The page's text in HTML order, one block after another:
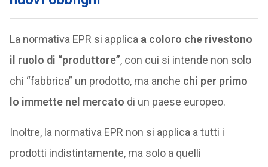
La normativa EPR si applica a coloro che rivestono
il ruolo di “produttore”, con cui si intende non solo
chi “fabbrica” un prodotto, ma anche chi per primo
lo immette nel mercato di un paese europeo.
Inoltre, la normativa EPR non si applica a tutti i
prodotti indistintamente, ma solo a quelli